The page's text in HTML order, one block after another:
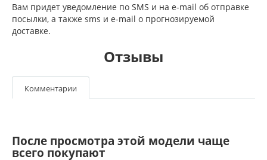
Вам придет уведомление по SMS и на e-mail об отправке
посылки, а также sms и e-mail о прогнозируемой
доставке.
Отзывы
Комментарии
После просмотра этой модели чаще
всего покупают